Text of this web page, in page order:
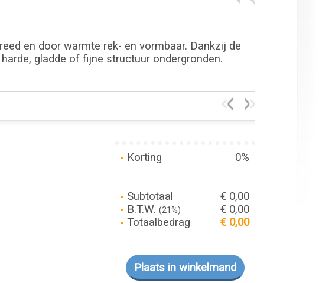
en door warmte rek- en vormbaar. Dankzij de
gladde of fijne structuur ondergronden.
Korting 0%
Subtotaal
€ 0,00
B.T.W. (21%)
€ 0,00
Totaalbedrag
€ 0,00